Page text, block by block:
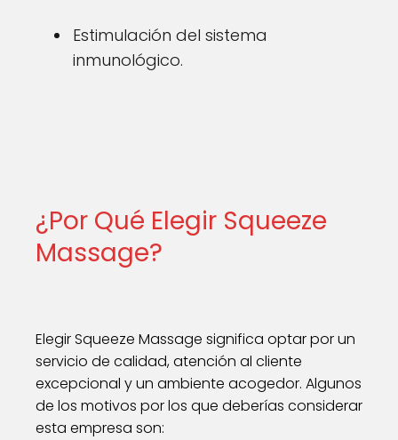
Estimulación del sistema
inmunológico.
¿Por Qué Elegir Squeeze
Massage?
Elegir Squeeze Massage significa optar por un
servicio de calidad, atención al cliente
excepcional y un ambiente acogedor. Algunos
de los motivos por los que deberías considerar
esta empresa son: